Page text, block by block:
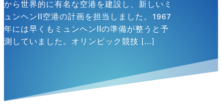
から世界的に有名な空港を建設し、新しいミ
ュンヘンII空港の計画を担当しました。1967
年には早くもミュンヘンIIの準備が整うと予
測していました。オリンピック競技 [...]